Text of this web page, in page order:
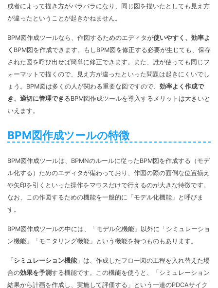
成者によって描き方がバラバラになり、同じ図を描いたとしても見え方
が違ったということが起きかねません。
BPM図作成ツールなら、作図するためのエディタが使いやすく、効率よ
く BPM図を作成できます。もしBPM図を修正する必要が生じても、保存
された図を呼び出せば簡単に修正できます。また、誰が使っても同じフ
ォーマットで描くので、見え方が違ったといった問題は起きにくいでし
ょう。BPM図は多くの人が関わる重要な図ですので、 効率よく作成で
き、適切に管理でき るBPM図作成ツールを導入するメリットは大きいと
いえます。
BPM図作成ツールの特徴
BPM図作成ツールは、BPMNのルールに従ったBPM図を作成する（モデ
ル化する）ためのエディタが備わっており、作図の際の面倒な位置揃え
や矢印を引くといった操作をマウスだけで行えるのが大きな特徴です。
なお、この作図するための機能を一般的に「モデル化機能」と呼びま
す。
BPM図作成ツールの中には、「モデル化機能」以外に「シミュレーショ
ン機能」「モニタリング機能」という機能を持つものもあります。
「 シミュレーション機能 」は、作成したフロー図の工程を入れ替えた場
合の効果を予測する機能です。この機能を使うと、「シミュレーション
結果から計画を作成し、実施して評価する」という一連のPDCAサイク